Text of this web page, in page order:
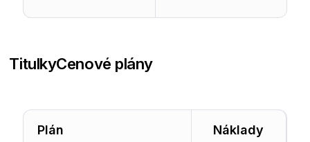
TitulkyCenové plány
Plán Náklady